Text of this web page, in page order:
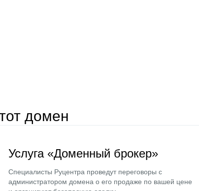
домен
Услуга «Доменный брокер»
Специалисты Руцентра проведут переговоры с
администратором домена о его продаже по вашей цене